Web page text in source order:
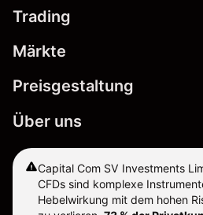
Trading
Märkte
Preisgestaltung
Über uns
Capital Com SV Investments
CFDs sind komplexe
Hebelwirkung mit dem hohen